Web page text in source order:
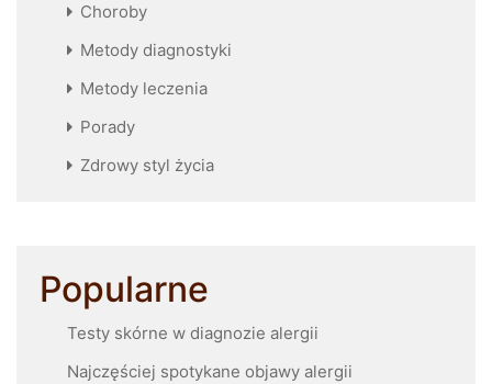
Choroby
Metody diagnostyki
Metody leczenia
Porady
Zdrowy styl życia
Popularne
Testy skórne w diagnozie alergii
Najczęściej spotykane objawy alergii